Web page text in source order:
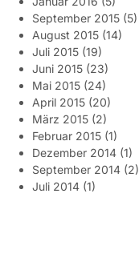
September 2015 (5)
August 2015 (14)
Juli 2015 (19)
Juni 2015 (23)
Mai 2015 (24)
April 2015 (20)
März 2015 (2)
Februar 2015 (1)
Dezember 2014 (1)
September 2014 (2)
Juli 2014 (1)